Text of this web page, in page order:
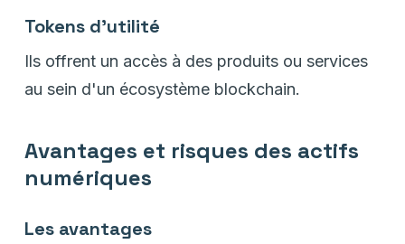
Tokens d'utilité
Ils offrent un accès à des produits ou services
au sein d'un écosystème blockchain.
Avantages et risques des actifs
numériques
Les avantages